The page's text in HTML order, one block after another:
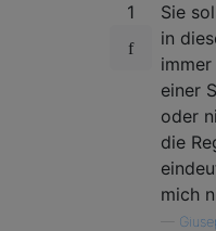
1
Sie
in
einer
oder
die
mich